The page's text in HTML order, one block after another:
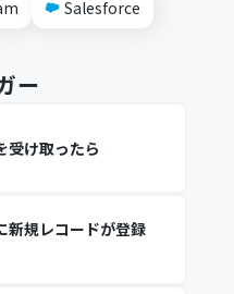
Salesforce
ー
受け取ったら
新規レコードが登録